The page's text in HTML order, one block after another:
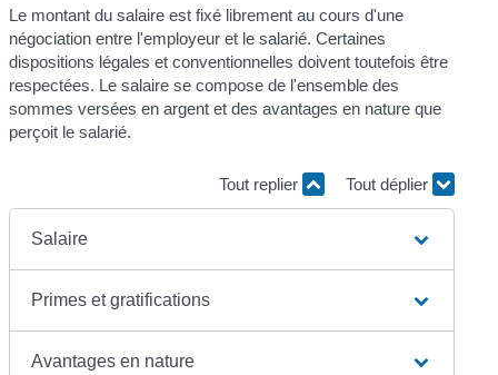
Le montant du salaire est fixé librement au cours d'une
négociation entre l'employeur et le salarié. Certaines
dispositions légales et conventionnelles doivent toutefois être
respectées. Le salaire se compose de l'ensemble des
sommes versées en argent et des avantages en nature que
perçoit le salarié.
Tout replier Tout déplier
Salaire
Primes et gratifications
Avantages en nature